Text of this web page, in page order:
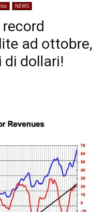
NEWS
ad ottobre,
di dollari!